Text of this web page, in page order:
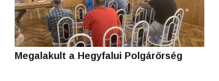
Megalakult a Hegyfalui Polgárőrség